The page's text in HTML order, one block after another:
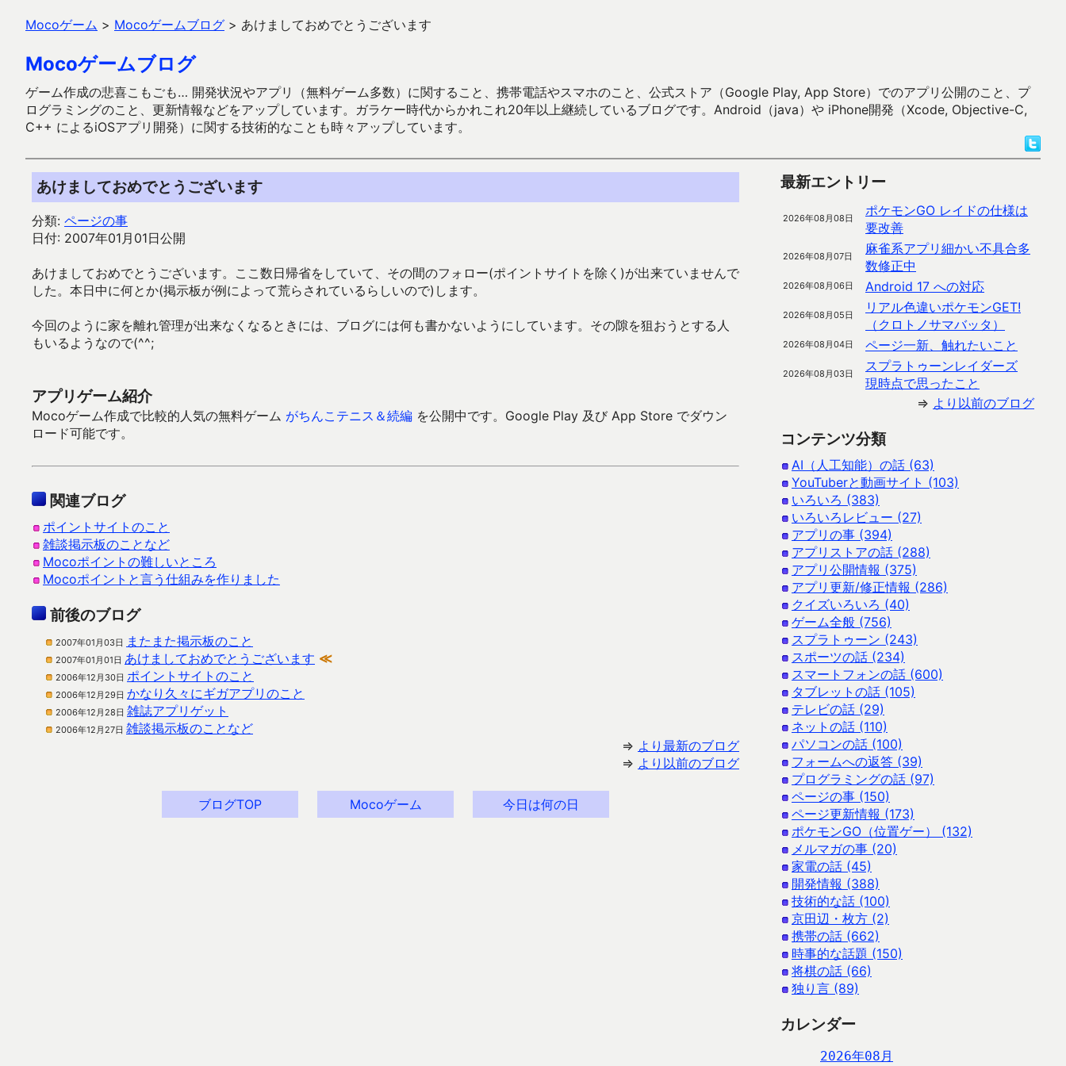
Mocoゲーム > Mocoゲームブログ > あけましておめでとうございます
Mocoゲームブログ
ゲーム作成の悲喜こもごも… 開発状況やアプリ（無料ゲーム多数）に関すること、携帯電話やスマホのこと、公式ストア（Google Play, App Store）でのアプリ公開のこと、プ
ログラミングのこと、更新情報などをアップしています。ガラケー時代からかれこれ20年以上継続しているブログです。Android（java）や iPhone開発（Xcode, Objective-C,
C++ によるiOSアプリ開発）に関する技術的なことも時々アップしています。
あけましておめでとうございます
分類: ページの事
日付: 2007年01月01日公開
あけましておめでとうございます。ここ数日帰省をしていて、その間のフォロー(ポイントサイトを除く)が出来ていませんで
した。本日中に何とか(掲示板が例によって荒らされているらしいので)します。
今回のように家を離れ管理が出来なくなるときには、ブログには何も書かないようにしています。その隙を狙おうとする人
もいるようなので(^^;
アプリゲーム紹介
Mocoゲーム作成で比較的人気の無料ゲーム がちんこテニス＆続編 を公開中です。Google Play 及び App Store でダウン
ロード可能です。
関連ブログ
ポイントサイトのこと
雑談掲示板のことなど
Mocoポイントの難しいところ
Mocoポイントと言う仕組みを作りました
前後のブログ
2007年01月03日 またまた掲示板のこと
2007年01月01日 あけましておめでとうございます ≪
2006年12月30日 ポイントサイトのこと
2006年12月29日 かなり久々にギガアプリのこと
2006年12月28日 雑誌アプリゲット
2006年12月27日 雑談掲示板のことなど
⇒ より最新のブログ
⇒ より以前のブログ
ブログTOP Mocoゲーム 今日は何の日
最新エントリー
2026年08月08日
ポケモンGO レイドの仕様は
要改善
2026年08月07日
麻雀系アプリ細かい不具合多
数修正中
2026年08月06日 Android 17 への対応
2026年08月05日
リアル色違いポケモンGET!
（クロトノサマバッタ）
2026年08月04日 ページ一新、触れたいこと
2026年08月03日
スプラトゥーンレイダーズ
現時点で思ったこと
⇒ より以前のブログ
コンテンツ分類
AI（人工知能）の話 (63)
YouTuberと動画サイト (103)
いろいろ (383)
いろいろレビュー (27)
アプリの事 (394)
アプリストアの話 (288)
アプリ公開情報 (375)
アプリ更新/修正情報 (286)
クイズいろいろ (40)
ゲーム全般 (756)
スプラトゥーン (243)
スポーツの話 (234)
スマートフォンの話 (600)
タブレットの話 (105)
テレビの話 (29)
ネットの話 (110)
パソコンの話 (100)
フォームへの返答 (39)
プログラミングの話 (97)
ページの事 (150)
ページ更新情報 (173)
ポケモンGO（位置ゲー） (132)
メルマガの事 (20)
家電の話 (45)
開発情報 (388)
技術的な話 (100)
京田辺・枚方 (2)
携帯の話 (662)
時事的な話題 (150)
将棋の話 (66)
独り言 (89)
カレンダー
2026年08月